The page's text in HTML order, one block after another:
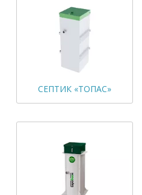
СЕПТИК «ТОПАС»